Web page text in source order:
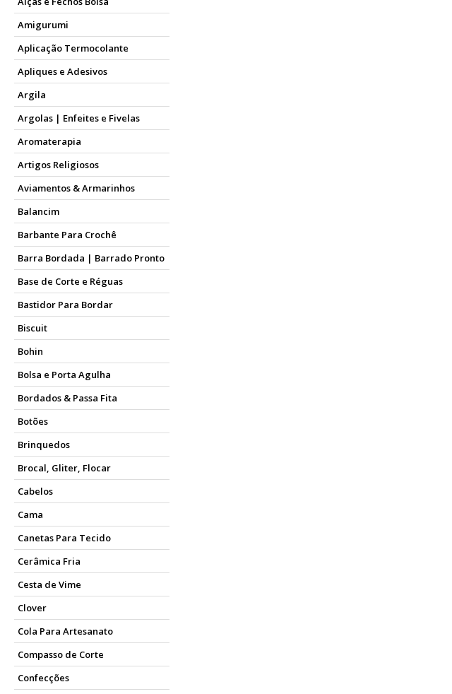
Amigurumi
Aplicação Termocolante
Apliques e Adesivos
Argila
Argolas | Enfeites e Fivelas
Aromaterapia
Artigos Religiosos
Aviamentos & Armarinhos
Balancim
Barbante Para Crochê
Barra Bordada | Barrado Pronto
Base de Corte e Réguas
Bastidor Para Bordar
Biscuit
Bohin
Bolsa e Porta Agulha
Bordados & Passa Fita
Botões
Brinquedos
Brocal, Gliter, Flocar
Cabelos
Cama
Canetas Para Tecido
Cerâmica Fria
Cesta de Vime
Clover
Cola Para Artesanato
Compasso de Corte
Confecções